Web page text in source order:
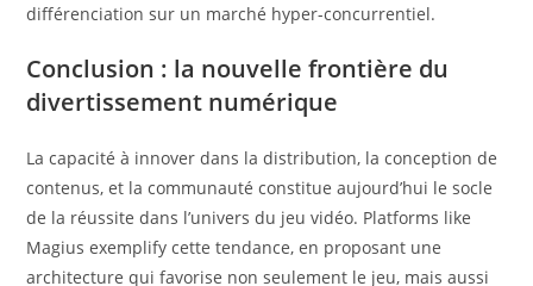
différenciation sur un marché hyper-concurrentiel.
Conclusion : la nouvelle frontière du
divertissement numérique
La capacité à innover dans la distribution, la conception de
contenus, et la communauté constitue aujourd’hui le socle
de la réussite dans l’univers du jeu vidéo. Platforms like
Magius exemplify cette tendance, en proposant une
architecture qui favorise non seulement le jeu, mais aussi